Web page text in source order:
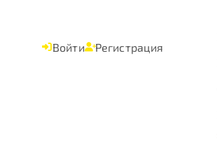
Войти Регистрация